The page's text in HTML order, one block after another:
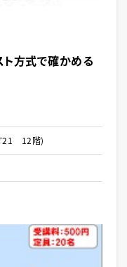
ト方式で確かめる
12階)